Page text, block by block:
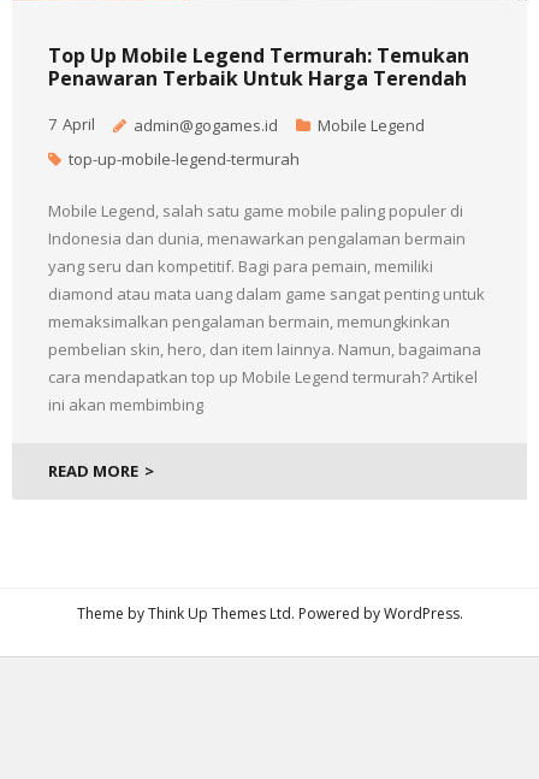
Top Up Mobile Legend Termurah: Temukan
Penawaran Terbaik Untuk Harga Terendah
7 April admin@gogames.id
Mobile Legend
top-up-mobile-legend-termurah
Mobile Legend, salah satu game mobile paling populer di
Indonesia dan dunia, menawarkan pengalaman bermain
yang seru dan kompetitif. Bagi para pemain, memiliki
diamond atau mata uang dalam game sangat penting untuk
memaksimalkan pengalaman bermain, memungkinkan
pembelian skin, hero, dan item lainnya. Namun, bagaimana
cara mendapatkan top up Mobile Legend termurah? Artikel
ini akan membimbing
READ MORE
Theme byThink Up Themes Ltd. Powered byWordPress.